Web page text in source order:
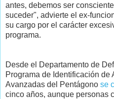
antes, debemos ser
suceder", advierte el ex-
su cargo por el carácter
programa.
Desde el Departamento de
Programa de Identificación de
Avanzadas del Pentágono se
cinco años, aunque personas